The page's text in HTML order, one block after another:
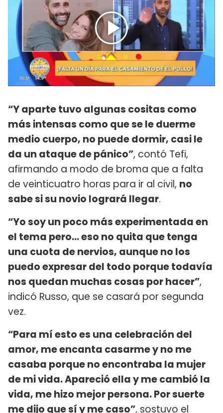
“Y aparte tuvo algunas cositas como
más intensas como que se le duerme
medio cuerpo, no puede dormir, casi le
da un ataque de pánico”, contó Tefi,
afirmando a modo de broma que a falta
de veinticuatro horas para ir al civil, no
sabe si su novio logrará llegar.
“Yo soy un poco más experimentada en
el tema pero... eso no quita que tenga
una cuota de nervios, aunque no los
puedo expresar del todo porque todavía
nos quedan muchas cosas por hacer”,
indicó Russo, que se casará por segunda
vez.
“Para mí esto es una celebración del
amor, me encanta casarme y no me
casaba porque no encontraba la mujer
de mi vida. Apareció ella y me cambió la
vida, me hizo mejor persona. Por suerte
me dijo que sí y me caso”, sostuvo el